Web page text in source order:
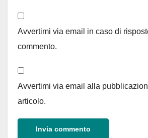
Avvertimi via email in caso di
commento.
Avvertimi via email alla
articolo.